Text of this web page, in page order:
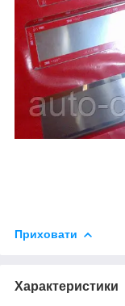
Приховати
Характеристики